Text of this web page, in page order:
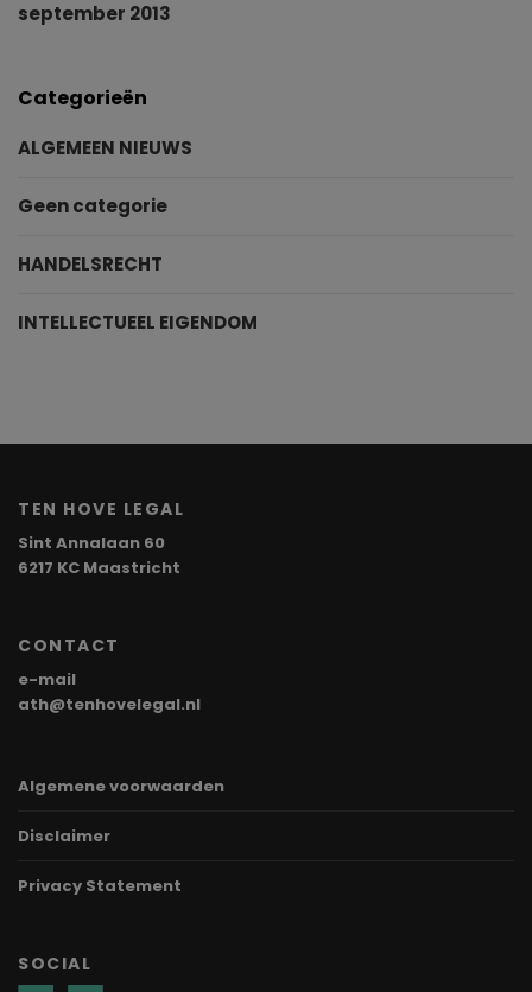
september 2013
Categorieën
ALGEMEEN NIEUWS
Geen categorie
HANDELSRECHT
INTELLECTUEEL EIGENDOM
TEN HOVE LEGAL
Sint Annalaan 60
6217 KC Maastricht
CONTACT
e-mail
ath@tenhovelegal.nl
Algemene voorwaarden
Disclaimer
Privacy Statement
SOCIAL